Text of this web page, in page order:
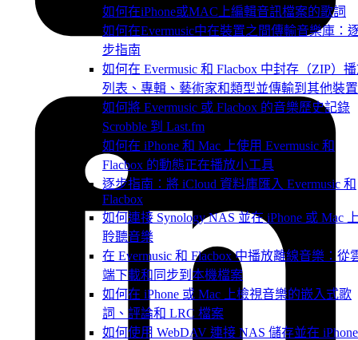
如何在iPhone或MAC上編輯音訊檔案的歌詞
如何在Evermusic中在裝置之間傳輸音樂庫：
步指南
如何在 Evermusic 和 Flacbox 中封存（ZIP）
列表、專輯、藝術家和類型並傳輸到其他裝置
如何將 Evermusic 或 Flacbox 的音樂歷史記錄
Scrobble 到 Last.fm
如何在 iPhone 和 Mac 上使用 Evermusic 和
Flacbox 的動態正在播放小工具
逐步指南：將 iCloud 資料庫匯入 Evermusic 和
Flacbox
如何連接 Synology NAS 並在 iPhone 或 Mac
聆聽音樂
在 Evermusic 和 Flacbox 中播放離線音樂：從
端下載和同步到本機檔案
如何在 iPhone 或 Mac 上檢視音樂的嵌入式歌
詞、評論和 LRC 檔案
如何使用 WebDAV 連接 NAS 儲存並在 iPhone